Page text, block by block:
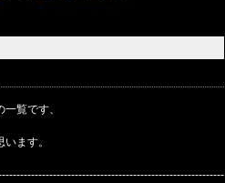
覧です、
ます。